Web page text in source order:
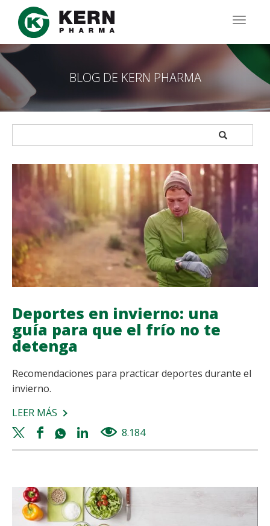
Pasar
contenido
principal
BLOG DE KERN PHARMA
APPLY
Deportes en invierno: una
guía para que el frío no te
detenga
Recomendaciones para practicar deportes durante el
invierno.
LEER MÁS SOBRE
DEPORTES
EN
GUÍA
PARA
QUE
Twitter
share
Facebook
share
Whatsapp
share
Linkedin
share
8.184views